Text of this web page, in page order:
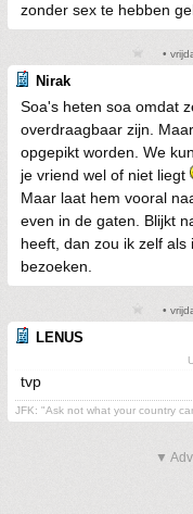
zonder sex te hebben
•
Nirak
Soa's heten soa omdat
overdraagbaar zijn.
opgepikt worden. We
je vriend wel of niet liegt
Maar laat hem vooral
even in de gaten. Blijkt
heeft, dan zou ik zelf
bezoeken.
•
LENUS
tvp
JFK: "Ask not what your country
▼